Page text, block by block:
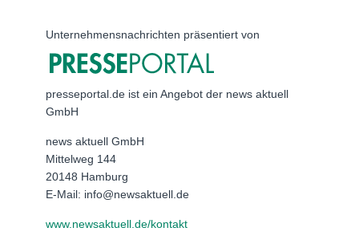
Unternehmensnachrichten präsentiert von
presseportal.de ist ein Angebot der news aktuell
GmbH
news aktuell GmbH
Mittelweg 144
20148 Hamburg
E-Mail: info@newsaktuell.de
www.newsaktuell.de/kontakt